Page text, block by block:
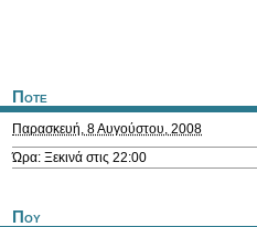
Ποτε
Παρασκευή, 8 Αυγούστου, 2008
Ώρα: Ξεκινά στις 22:00
Που